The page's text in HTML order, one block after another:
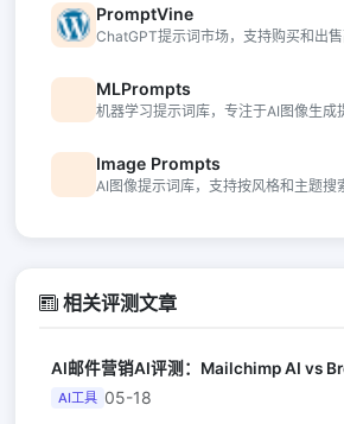
PromptVine
ChatGPT提示词市场，支持购买和出
MLPrompts
机器学习提示词库，专注于AI图像生成
Image Prompts
AI图像提示词库，支持按风格和主题搜
相关评测文章
AI邮件营销AI评测：Mailchimp AI vs
AI工具 05-18